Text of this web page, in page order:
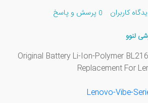
کاربران 0 پرسش و پاسخ
لنوو
Original Battery Li-Ion-Polymer
Replacement For